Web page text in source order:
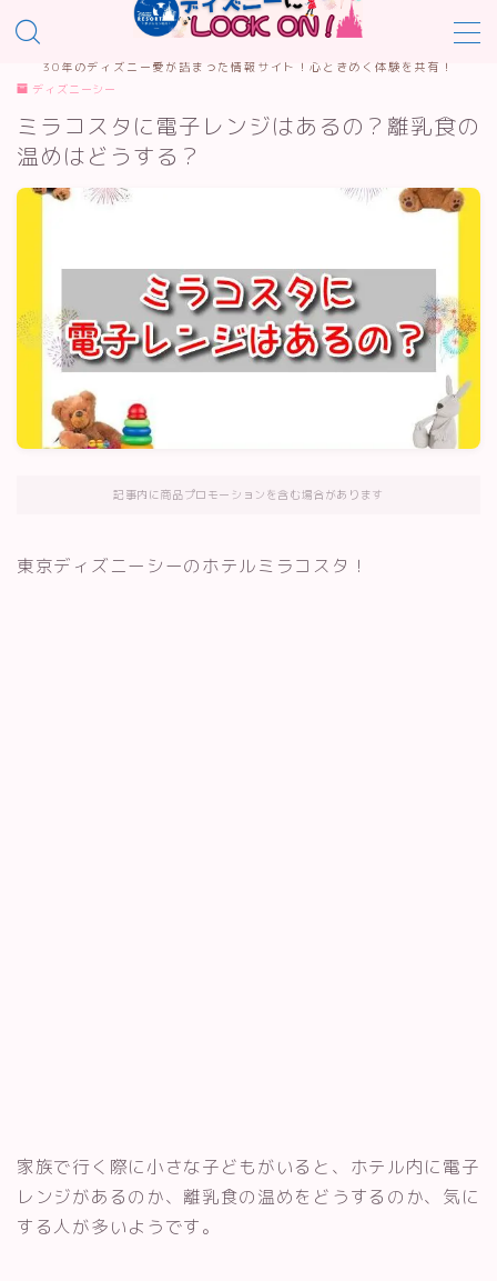
30年のディズニー愛が詰まった情報サイト！心ときめく体験を共有！
MENU
プライバシーポリシー
カテゴリー
ディズニーシー
ミラコスタに電子レンジはあるの？離乳食の
温めはどうする？
記事内に商品プロモーションを含む場合があります
東京ディズニーシーのホテルミラコスタ！
家族で行く際に小さな子どもがいると、ホテル内に電子
レンジがあるのか、離乳食の温めをどうするのか、気に
する人が多いようです。